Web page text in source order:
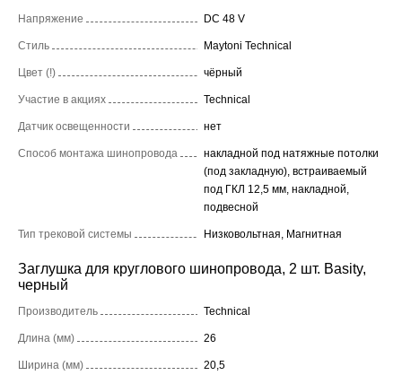
Напряжение DC 48 V
Стиль Maytoni Technical
Цвет (!) чёрный
Участие в акциях Technical
Датчик освещенности нет
Способ монтажа шинопровода
накладной под натяжные потолки
(под закладную), встраиваемый
под ГКЛ 12,5 мм, накладной,
подвесной
Тип трековой системы Низковольтная, Магнитная
Заглушка для круглового шинопровода, 2 шт. Basity,
черный
Производитель Technical
Длина (мм) 26
Ширина (мм) 20,5